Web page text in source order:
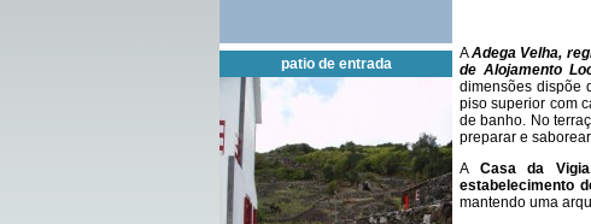
patio de entrada
AAdega Velha,
de Alojamento
dimensões dispõe
piso superior com
de banho. No
preparar e
A Casa da
estabelecimento
mantendo uma